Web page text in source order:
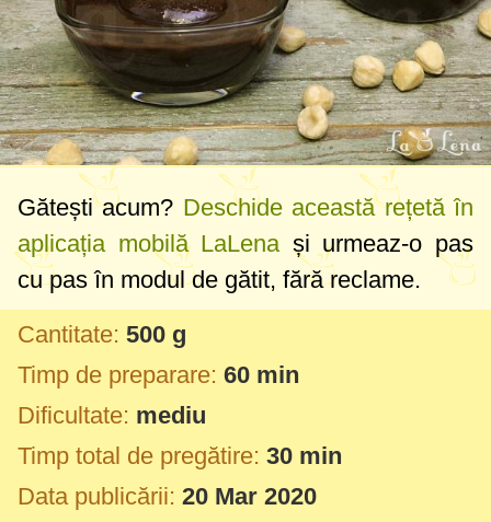
Gătești acum? Deschide această rețetă în
aplicația mobilă LaLenași urmeaz-o pas
cu pas în modul de gătit, fără reclame.
Cantitate: 500 g
Timp de preparare: 60 min
Dificultate: mediu
Timp total de pregătire: 30 min
Data publicării: 20 Mar 2020